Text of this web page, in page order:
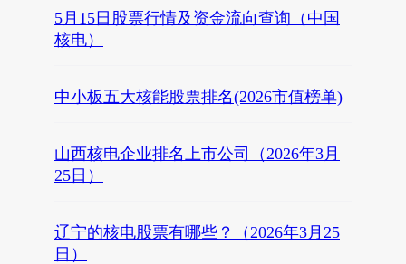
5月15日股票行情及资金流向查询（中国
核电）
中小板五大核能股票排名(2026市值榜单)
山西核电企业排名上市公司（2026年3月
25日）
辽宁的核电股票有哪些？（2026年3月25
日）